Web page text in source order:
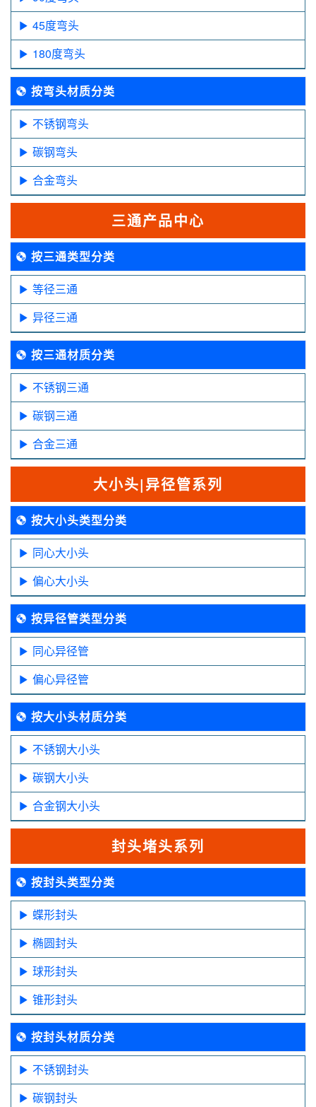
45度弯头
180度弯头
按弯头材质分类
不锈钢弯头
碳钢弯头
合金弯头
三通产品中心
按三通类型分类
等径三通
异径三通
按三通材质分类
不锈钢三通
碳钢三通
合金三通
大小头|异径管系列
按大小头类型分类
同心大小头
偏心大小头
按异径管类型分类
同心异径管
偏心异径管
按大小头材质分类
不锈钢大小头
碳钢大小头
合金钢大小头
封头堵头系列
按封头类型分类
蝶形封头
椭圆封头
球形封头
锥形封头
按封头材质分类
不锈钢封头
碳钢封头